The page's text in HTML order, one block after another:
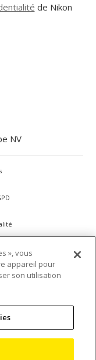
de Nikon
NV
», vous
appareil pour
son utilisation